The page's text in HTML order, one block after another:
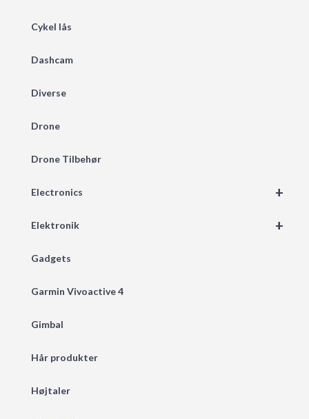
Cykel lås
Dashcam
Diverse
Drone
Drone Tilbehør
+
Electronics
+
Elektronik
Gadgets
Garmin Vivoactive 4
Gimbal
Hår produkter
Højtaler